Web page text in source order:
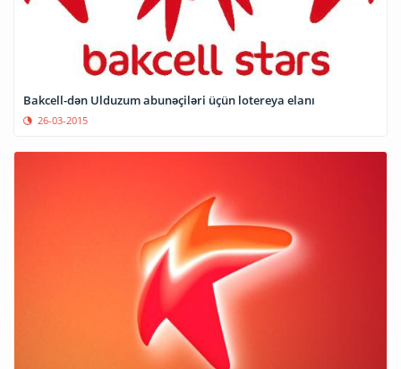
Bakcell-dən Ulduzum abunəçiləri üçün lotereya elanı
26-03-2015